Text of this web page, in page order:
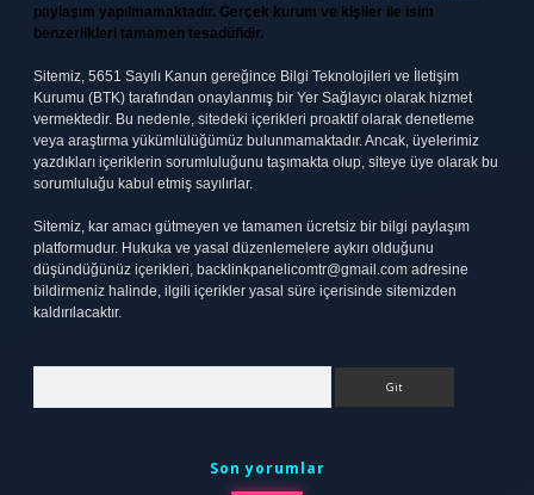
paylaşım yapılmamaktadır. Gerçek kurum ve kişiler ile isim
benzerlikleri tamamen tesadüfidir.
Sitemiz, 5651 Sayılı Kanun gereğince Bilgi Teknolojileri ve İletişim
Kurumu (BTK) tarafından onaylanmış bir Yer Sağlayıcı olarak hizmet
vermektedir. Bu nedenle, sitedeki içerikleri proaktif olarak denetleme
veya araştırma yükümlülüğümüz bulunmamaktadır. Ancak, üyelerimiz
yazdıkları içeriklerin sorumluluğunu taşımakta olup, siteye üye olarak bu
sorumluluğu kabul etmiş sayılırlar.
Sitemiz, kar amacı gütmeyen ve tamamen ücretsiz bir bilgi paylaşım
platformudur. Hukuka ve yasal düzenlemelere aykırı olduğunu
düşündüğünüz içerikleri, backlinkpanelicomtr@gmail.com adresine
bildirmeniz halinde, ilgili içerikler yasal süre içerisinde sitemizden
kaldırılacaktır.
Son yorumlar